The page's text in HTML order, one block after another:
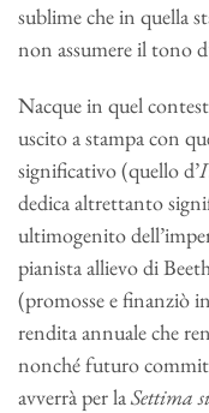
sublime che in quella
non assumere il tono
Nacque in quel
uscito a stampa con
significativo (quello d’
dedica altrettanto
ultimogenito
pianista allievo di
(promosse e finanziò
rendita annuale che
nonché futuro
avverrà per laSettima